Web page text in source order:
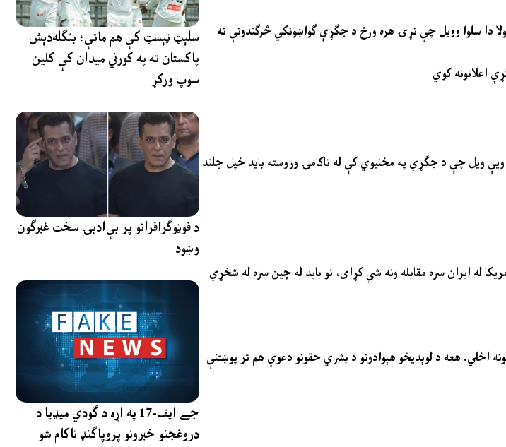
سلېټ ټېسټ کې هم ماتې؛ بنګله‌دېش
پاکستان ته په کورني میدان کې کلین
سوپ ورکړ
د فوټوګرافرانو پر بې‌ادبۍ سخت غبرګون
وښود
جے ایف-17 په اړه د ګودي میډیا د
دروغجنو خبرونو پروپاګنډ ناکام شو
لولا دا سلوا وویل چې نړۍ هره ورځ د جګړې ګواښونکي څرګندونې نه
اعلانونه کوي
ویې ویل چې د جګړې په مخنیوي کې له ناکامۍ وروسته باید خپل چلند
له ایران سره مقابله ونه شي کړای، نو باید له چین سره له شخړې
اخلي. هغه د لوېدیځو هېوادونو د بشري حقونو دعوې هم تر پوښتنې